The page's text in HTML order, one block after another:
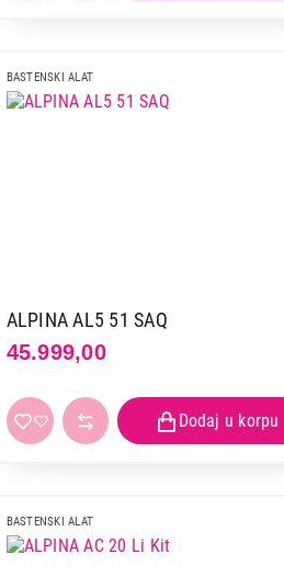
BASTENSKI ALAT
ALPINA AL5 51 SAQ
45.999,00
BASTENSKI ALAT
5.199,00
BLACK &